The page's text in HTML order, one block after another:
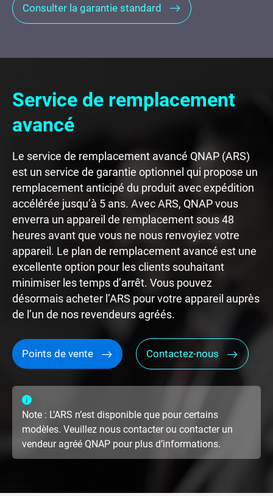
Consulter la garantie standard
Service de remplacement
avancé
Le service de remplacement avancé QNAP (ARS)
est un service de garantie optionnel qui propose un
remplacement anticipé du produit avec expédition
accélérée jusqu’à 5 ans. Avec ARS, QNAP vous
enverra un appareil de remplacement sous 48
heures avant que vous ne nous renvoyiez votre
appareil. Le plan de remplacement avancé est une
excellente option pour les clients souhaitant
minimiser les temps d’arrêt. Vous pouvez
désormais acheter l’ARS pour votre appareil auprès
de l’un de nos revendeurs agréés.
Points de vente Contactez-nous
Note : L’ARS n’est disponible que pour certains
modèles. Veuillez nous contacter ou contacter un
vendeur agréé QNAP pour plus d’informations.